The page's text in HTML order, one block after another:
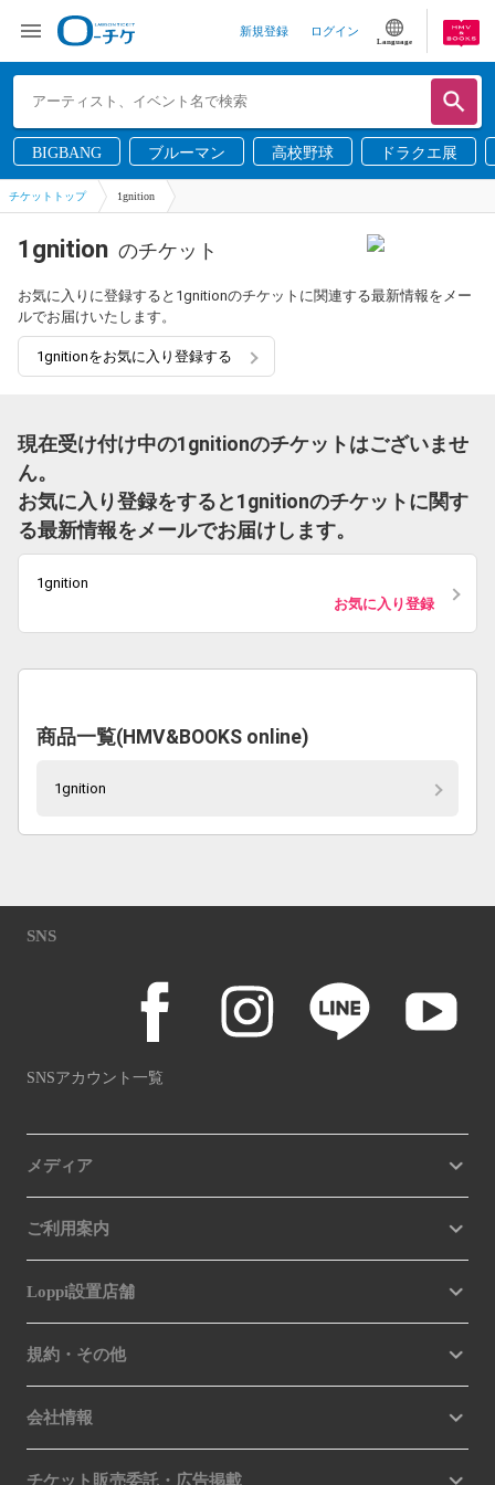
新規登録 ログイン
Language
BIGBANG ブルーマン 高校野球 ドラクエ展
チケットトップ 1gnition
1gnition のチケット
お気に入りに登録すると1gnitionのチケットに関連する最新情報をメー
ルでお届けいたします。
1gnitionをお気に入り登録する
現在受け付け中の1gnitionのチケットはございませ
ん。
お気に入り登録をすると1gnitionのチケットに関す
る最新情報をメールでお届けします。
1gnition
お気に入り登録
商品一覧(HMV&BOOKS online)
1gnition
SNS
SNSアカウント一覧
メディア
ご利用案内
Loppi設置店舗
規約・その他
会社情報
チケット販売委託・広告掲載